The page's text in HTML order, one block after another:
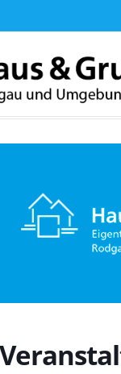
Rodgau und Umgebung